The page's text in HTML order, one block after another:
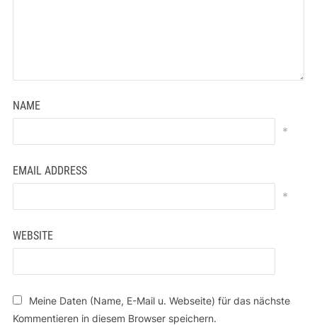
NAME
*
EMAIL ADDRESS
*
WEBSITE
Meine Daten (Name, E-Mail u. Webseite) für das nächste
Kommentieren in diesem Browser speichern.